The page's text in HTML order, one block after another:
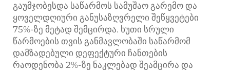
გაუმჯობესდა საწარმოს სამუშაო გარემო და
ყოველდღიური განუსაზღვრელი შეწყვეტები
75%-ზე მეტად შემცირდა. ხუთი სრული
წარმოების თვის განმავლობაში საწარმომ
დამზადებული დეფექტური ჩანთების
რაოდენობა 2%-ზე ნაკლებად შეამცირა და